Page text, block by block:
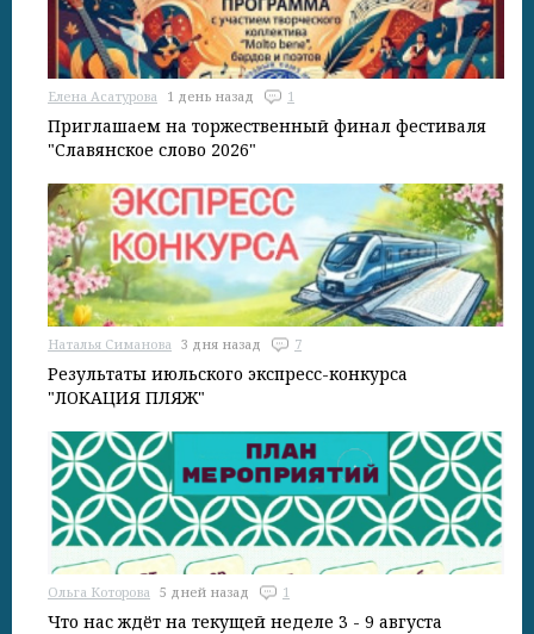
Елена Асатурова 1 день назад 1
Приглашаем на торжественный финал фестиваля
"Славянское слово 2026"
Наталья Симанова 3 дня назад 7
Результаты июльского экспресс-конкурса
"ЛОКАЦИЯ ПЛЯЖ"
Ольга Которова 5 дней назад 1
Что нас ждёт на текущей неделе 3 - 9 августа